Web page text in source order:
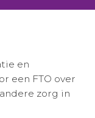
en
een FTO over
zorg in